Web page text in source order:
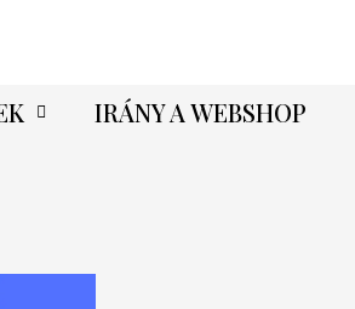
IRÁNY A WEBSHOP